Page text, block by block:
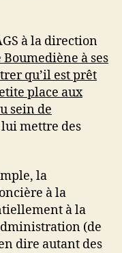
à la direction
Boumediène à ses
qu’il est prêt
place aux
sein de
mettre des
la
à la
à la
(de
dire autant des